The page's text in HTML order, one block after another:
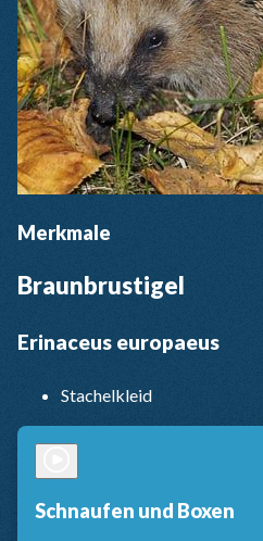
Merkmale
Braunbrustigel
Erinaceus europaeus
Stachelkleid
Schnaufen und Boxen